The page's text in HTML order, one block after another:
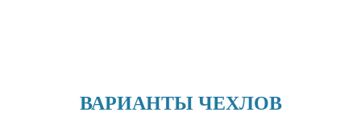
ВАРИАНТЫ ЧЕХЛОВ